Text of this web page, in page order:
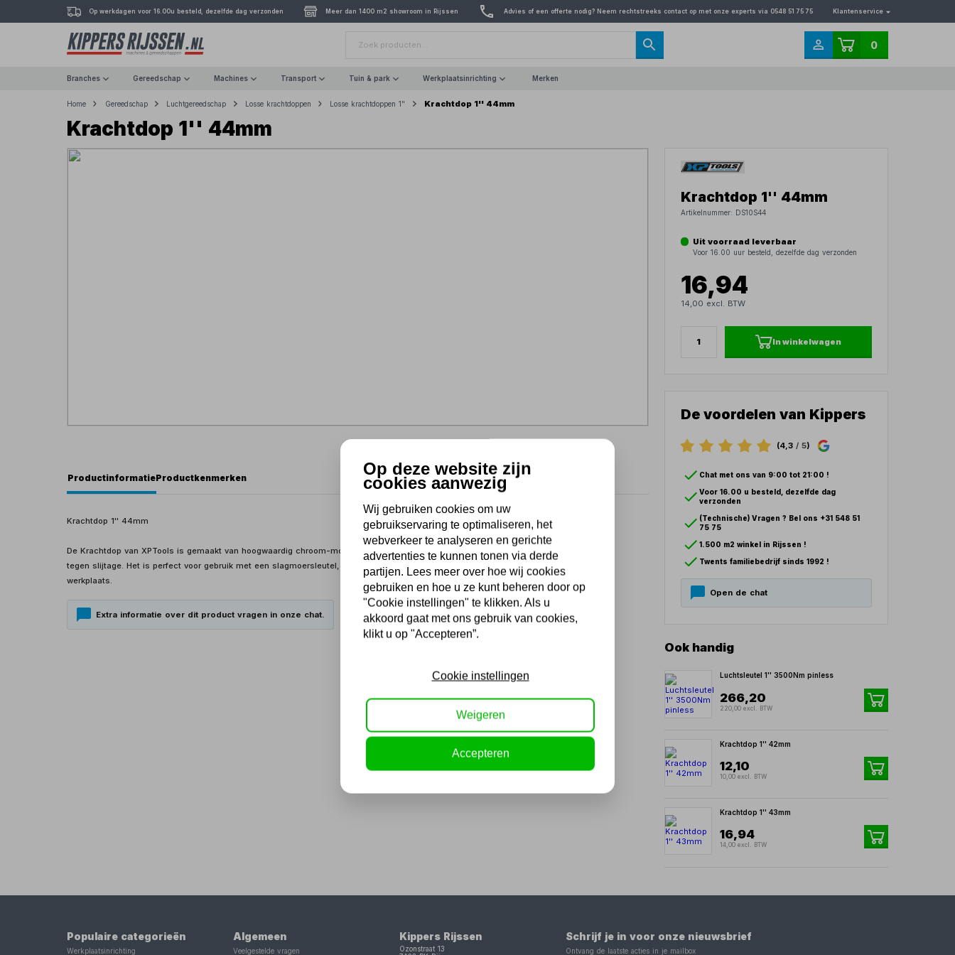
Op werkdagen voor 16.00u besteld, dezelfde dag verzonden Meer dan 1400 m2 showroom in Rijssen Advies of een offerte nodig? Neem rechtstreeks contact op met onze experts via 0548 51 75 75 Klantenservice
0
Branches Gereedschap Machines Transport Tuin & park Werkplaatsinrichting Merken
Home Gereedschap Luchtgereedschap Losse krachtdoppen Losse krachtdoppen 1" Krachtdop 1'' 44mm
Krachtdop 1'' 44mm
ProductinformatieProductkenmerken
Krachtdop 1'' 44mm
De Krachtdop van XPTools is gemaakt van hoogwaardig chroom-molybdeenstaal, deze socket is schokbestendig en bestand
tegen slijtage. Het is perfect voor gebruik met een slagmoersleutel, waardoor het een ideale tool is voor elke garage of
werkplaats.
Extra informatie over dit product vragen in onze chat.
Krachtdop 1'' 44mm
Artikelnummer: DS10S44
Uit voorraad leverbaar
Voor 16.00 uur besteld, dezelfde dag verzonden
16,94
14,00 excl. BTW
In winkelwagen
De voordelen van Kippers
(4,3/ 5)
Chat met ons van 9:00 tot 21:00 !
Voor 16.00 u besteld, dezelfde dag
verzonden
(Technische) Vragen ? Bel ons +31 548 51
75 75
1.500 m2 winkel in Rijssen !
Twents familiebedrijf sinds 1992 !
Open de chat
Ook handig
Luchtsleutel 1'' 3500Nm pinless
266,20
220,00 excl. BTW
Krachtdop 1'' 42mm
12,10
10,00 excl. BTW
Krachtdop 1'' 43mm
16,94
14,00 excl. BTW
Populaire categorieën
Werkplaatsinrichting
Algemeen
Veelgestelde vragen
Kippers Rijssen
Ozonstraat 13
Schrijf je in voor onze nieuwsbrief
Ontvang de laatste acties in je mailbox
Op deze website zijn
cookies aanwezig
Wij gebruiken cookies om uw
gebruikservaring te optimaliseren, het
webverkeer te analyseren en gerichte
advertenties te kunnen tonen via derde
partijen. Lees meer over hoe wij cookies
gebruiken en hoe u ze kunt beheren door op
"Cookie instellingen" te klikken. Als u
akkoord gaat met ons gebruik van cookies,
klikt u op "Accepteren”.
Cookie instellingen
Weigeren
Accepteren